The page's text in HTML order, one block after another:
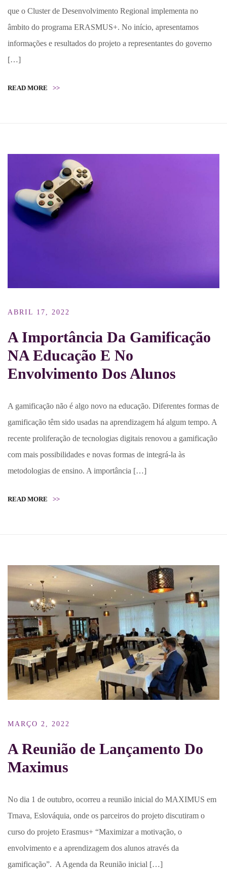
que o Cluster de Desenvolvimento Regional implementa no
âmbito do programa ERASMUS+. No início, apresentamos
informações e resultados do projeto a representantes do governo
[…]
READ MORE >>
ABRIL 17, 2022
A Importância Da Gamificação
NA Educação E No
Envolvimento Dos Alunos
A gamificação não é algo novo na educação. Diferentes formas de
gamificação têm sido usadas na aprendizagem há algum tempo. A
recente proliferação de tecnologias digitais renovou a gamificação
com mais possibilidades e novas formas de integrá-la às
metodologias de ensino. A importância […]
READ MORE >>
MARÇO 2, 2022
A Reunião de Lançamento Do
Maximus
No dia 1 de outubro, ocorreu a reunião inicial do MAXIMUS em
Trnava, Eslováquia, onde os parceiros do projeto discutiram o
curso do projeto Erasmus+ “Maximizar a motivação, o
envolvimento e a aprendizagem dos alunos através da
gamificação”. A Agenda da Reunião inicial […]